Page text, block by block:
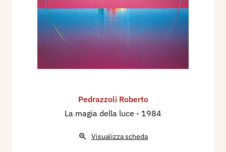
Pedrazzoli Roberto
La magia della luce - 1984
Visualizza scheda